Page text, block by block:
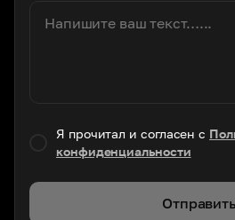
Я прочитал и согласен с
конфиденциальности
Отправить